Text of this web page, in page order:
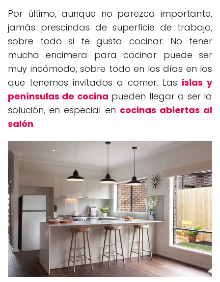
Por último, aunque no parezca importante,
jamás prescindas de superficie de trabajo,
sobre todo si te gusta cocinar. No tener
mucha encimera para cocinar puede ser
muy incómodo, sobre todo en los días en los
que tenemos invitados a comer. Las islas y
penínsulas de cocina pueden llegar a ser la
solución, en especial en cocinas abiertas al
salón.